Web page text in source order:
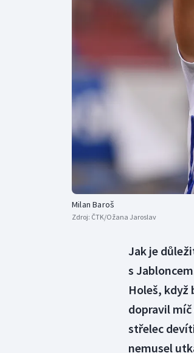
Milan Baroš
Zdroj: ČTK/Ožana Jaroslav
Jak je
s
Holeš, když
dopravil
střelec
nemusel